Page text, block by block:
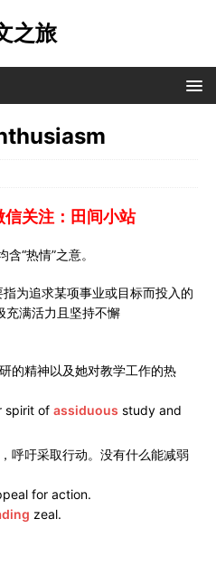
之旅
关注：田间小站
“热情”之意。
为追求某项事业或目标而投入的
充满活力且坚持不懈
的精神以及她对教学工作的热
spirit of assiduous study and
呼吁采取行动。没有什么能减弱
for action.
zeal.